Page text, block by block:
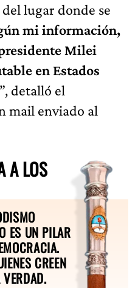
lugar donde se
mi información,
Milei
en Estados
”, detalló el
mail enviado al
A LOS
ES UN PILAR
CREEN